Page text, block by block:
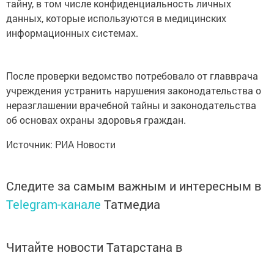
тайну, в том числе конфиденциальность личных
данных, которые используются в медицинских
информационных системах.
После проверки ведомство потребовало от главврача
учреждения устранить нарушения законодательства о
неразглашении врачебной тайны и законодательства
об основах охраны здоровья граждан.
Источник: РИА Новости
Следите за самым важным и интересным в
Telegram-канале Татмедиа
Читайте новости Татарстана в